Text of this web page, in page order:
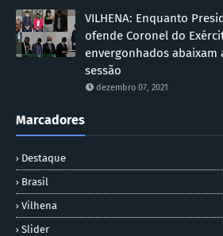
VILHENA: Enquanto
ofende Coronel do
envergonhados abaixam
sessão
dezembro 07, 2021
Marcadores
Destaque
Brasil
Vilhena
Slider